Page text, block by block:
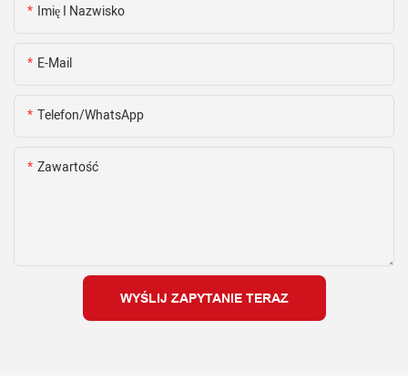
Imię I Nazwisko
E-Mail
Telefon/WhatsApp
Zawartość
WYŚLIJ ZAPYTANIE TERAZ